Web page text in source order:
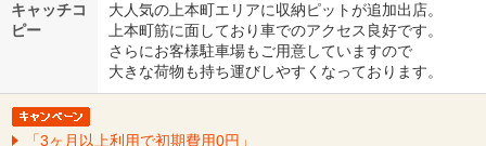
キャッチコ
ピー
大人気の上本町エリアに収納ピットが追加出店。
上本町筋に面しており車でのアクセス良好です。
さらにお客様駐車場もご用意していますので
大きな荷物も持ち運びしやすくなっております。
「3ヶ月以上利用で初期費用0円」